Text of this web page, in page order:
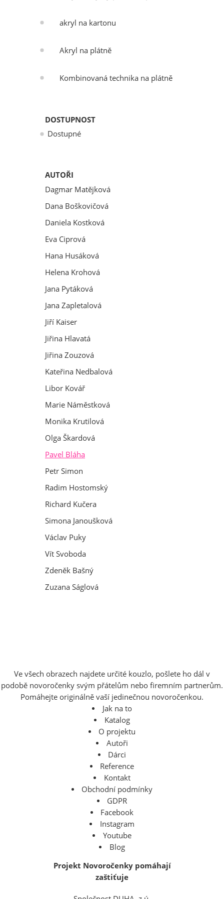
akryl na kartonu
Akryl na plátně
Kombinovaná technika na plátně
DOSTUPNOST
Dostupné
AUTOŘI
Dagmar Matějková
Dana Boškovičová
Daniela Kostková
Eva Ciprová
Hana Husáková
Helena Krohová
Jana Pytáková
Jana Zapletalová
Jiří Kaiser
Jiřina Hlavatá
Jiřina Zouzová
Kateřina Nedbalová
Libor Kovář
Marie Náměstková
Monika Krutilová
Olga Škardová
Pavel Bláha
Petr Simon
Radim Hostomský
Richard Kučera
Simona Janoušková
Václav Puky
Vít Svoboda
Zdeněk Bašný
Zuzana Ságlová
Ve všech obrazech najdete určité kouzlo, pošlete ho dál v
podobě novoročenky svým přátelům nebo firemním partnerům.
Pomáhejte originálně vaší jedinečnou novoročenkou.
Jak na to
Katalog
O projektu
Autoři
Dárci
Reference
Kontakt
Obchodní podmínky
GDPR
Facebook
Instagram
Youtube
Blog
Projekt Novoročenky pomáhají
zaštiťuje